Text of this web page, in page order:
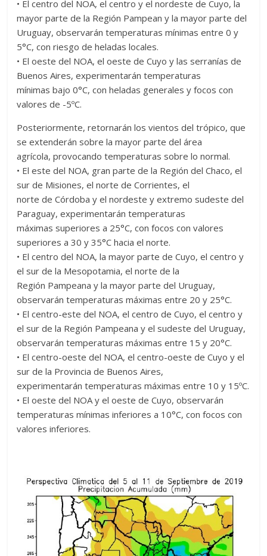
• El centro del NOA, el centro y el nordeste de Cuyo, la
mayor parte de la Región Pampean y la mayor parte del
Uruguay, observarán temperaturas mínimas entre 0 y
5°C, con riesgo de heladas locales.
• El oeste del NOA, el oeste de Cuyo y las serranías de
Buenos Aires, experimentarán temperaturas
mínimas bajo 0°C, con heladas generales y focos con
valores de -5ºC.
Posteriormente, retornarán los vientos del trópico, que
se extenderán sobre la mayor parte del área
agrícola, provocando temperaturas sobre lo normal.
• El este del NOA, gran parte de la Región del Chaco, el
sur de Misiones, el norte de Corrientes, el
norte de Córdoba y el nordeste y extremo sudeste del
Paraguay, experimentarán temperaturas
máximas superiores a 25°C, con focos con valores
superiores a 30 y 35°C hacia el norte.
• El centro del NOA, la mayor parte de Cuyo, el centro y
el sur de la Mesopotamia, el norte de la
Región Pampeana y la mayor parte del Uruguay,
observarán temperaturas máximas entre 20 y 25°C.
• El centro-este del NOA, el centro de Cuyo, el centro y
el sur de la Región Pampeana y el sudeste del Uruguay,
observarán temperaturas máximas entre 15 y 20°C.
• El centro-oeste del NOA, el centro-oeste de Cuyo y el
sur de la Provincia de Buenos Aires,
experimentarán temperaturas máximas entre 10 y 15ºC.
• El oeste del NOA y el oeste de Cuyo, observarán
temperaturas mínimas inferiores a 10°C, con focos con
valores inferiores.